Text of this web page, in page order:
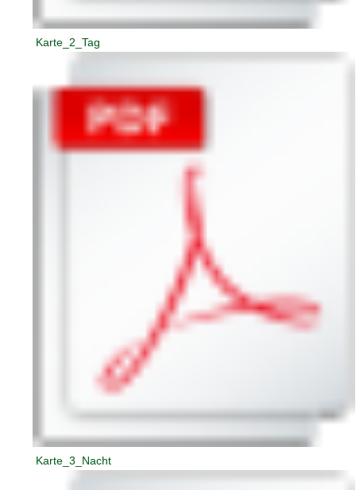
Karte_2_Tag
Karte_3_Nacht